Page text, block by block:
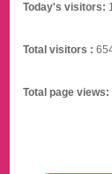
Today's visitors:
Total visitors :
Total page views: